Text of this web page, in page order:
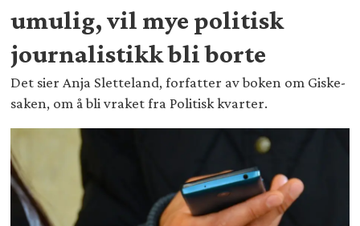
umulig, vil mye politisk
journalistikk bli borte
Det sier Anja Sletteland, forfatter av boken om Giske-
saken, om å bli vraket fra Politisk kvarter.